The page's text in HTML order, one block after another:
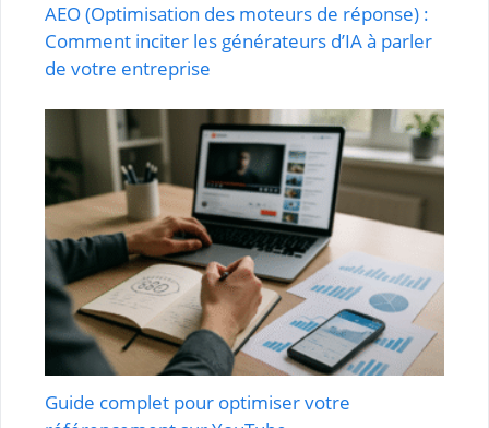
AEO (Optimisation des moteurs de réponse) :
Comment inciter les générateurs d’IA à parler
de votre entreprise
Guide complet pour optimiser votre